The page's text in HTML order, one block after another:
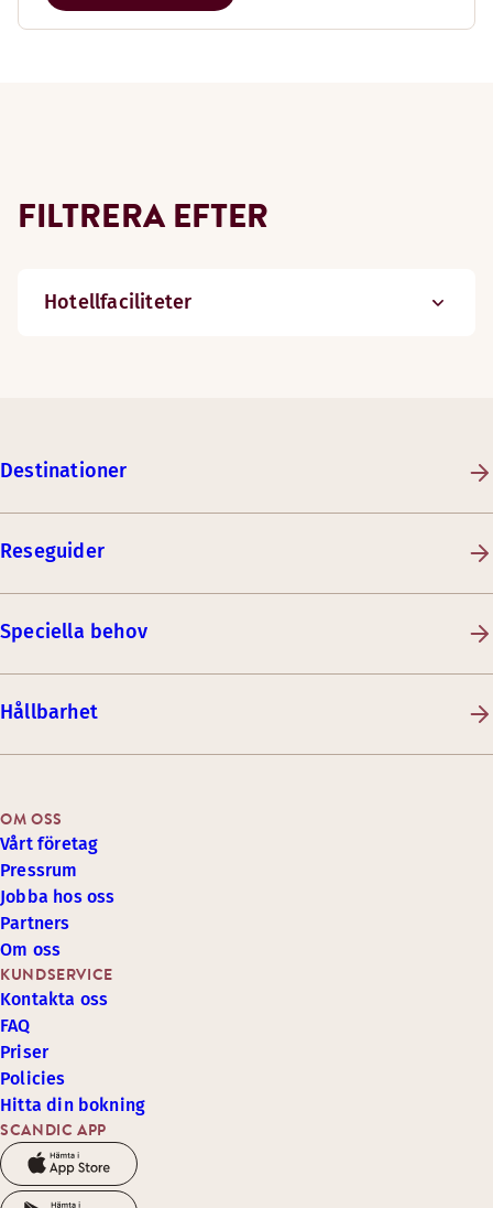
FILTRERA EFTER
Hotellfaciliteter
Destinationer
Reseguider
Speciella behov
Hållbarhet
SCANDIC APP
KUNDSERVICE
Kontakta oss
FAQ
Priser
Policies
Hitta din bokning
OM OSS
Vårt företag
Pressrum
Jobba hos oss
Partners
Om oss